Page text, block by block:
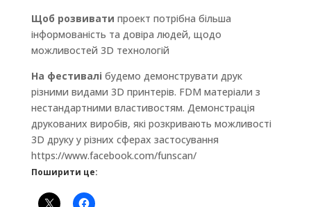
Щоб розвивати проект потрібна більша
інформованість та довіра людей, щодо
можливостей 3D технологій
На фестивалі будемо демонструвати друк
різними видами 3D принтерів. FDM матеріали з
нестандартними властивостям. Демонстрація
друкованих виробів, які розкривають можливості
3D друку у різних сферах застосування
https://www.facebook.com/funscan/
Поширити це: